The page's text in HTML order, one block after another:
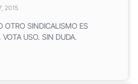
2015
OTRO SINDICALISMO ES
VOTA USO. SIN DUDA.